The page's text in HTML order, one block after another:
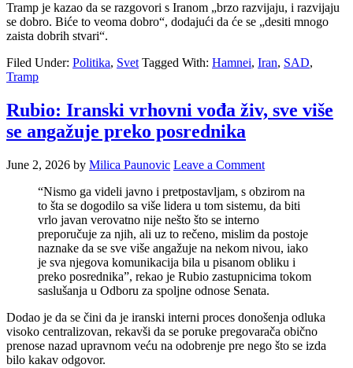
Tramp je kazao da se razgovori s Iranom „brzo razvijaju, i razvijaju
se dobro. Biće to veoma dobro“, dodajući da će se „desiti mnogo
zaista dobrih stvari“.
Filed Under: Politika, Svet Tagged With: Hamnei, Iran, SAD,
Tramp
Rubio: Iranski vrhovni vođa živ, sve više
se angažuje preko posrednika
June 2, 2026 by Milica Paunovic Leave a Comment
“Nismo ga videli javno i pretpostavljam, s obzirom na
to šta se dogodilo sa više lidera u tom sistemu, da biti
vrlo javan verovatno nije nešto što se interno
preporučuje za njih, ali uz to rečeno, mislim da postoje
naznake da se sve više angažuje na nekom nivou, iako
je sva njegova komunikacija bila u pisanom obliku i
preko posrednika”, rekao je Rubio zastupnicima tokom
saslušanja u Odboru za spoljne odnose Senata.
Dodao je da se čini da je iranski interni proces donošenja odluka
visoko centralizovan, rekavši da se poruke pregovarača obično
prenose nazad upravnom veću na odobrenje pre nego što se izda
bilo kakav odgovor.